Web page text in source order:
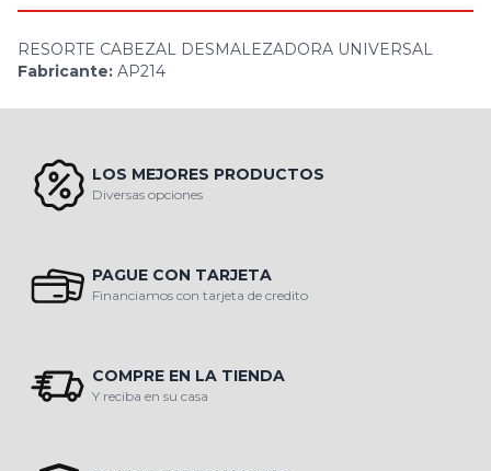
RESORTE CABEZAL DESMALEZADORA UNIVERSAL
Fabricante: AP214
LOS MEJORES PRODUCTOS
Diversas opciones
PAGUE CON TARJETA
Financiamos con tarjeta de credito
COMPRE EN LA TIENDA
Y reciba en su casa